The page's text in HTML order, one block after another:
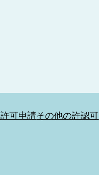
可申請その他の許認可